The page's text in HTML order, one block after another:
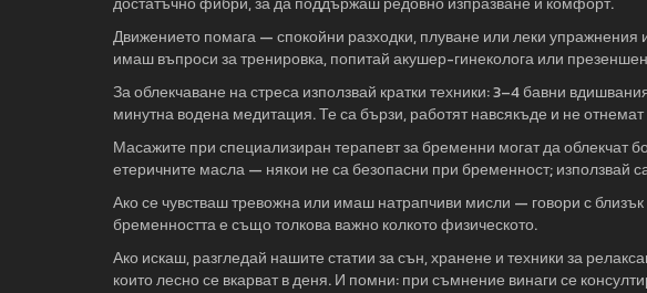
Движението помага — спокойни разходки, плуване или леки упражнения
имаш въпроси за тренировка, попитай акушер-гинеколога или
За облекчаване на стреса използвай кратки техники: 3–4 бавни
минутна водена медитация. Те са бързи, работят навсякъде и не
Масажите при специализиран терапевт за бременни могат да облекчат
етеричните масла — някои не са безопасни при бременност; използвай
Ако се чувстваш тревожна или имаш натрапчиви мисли — говори с
бременността е също толкова важно колкото физическото.
Ако искаш, разгледай нашите статии за сън, хранене и техники за
които лесно се вкарват в деня. И помни: при съмнение винаги се